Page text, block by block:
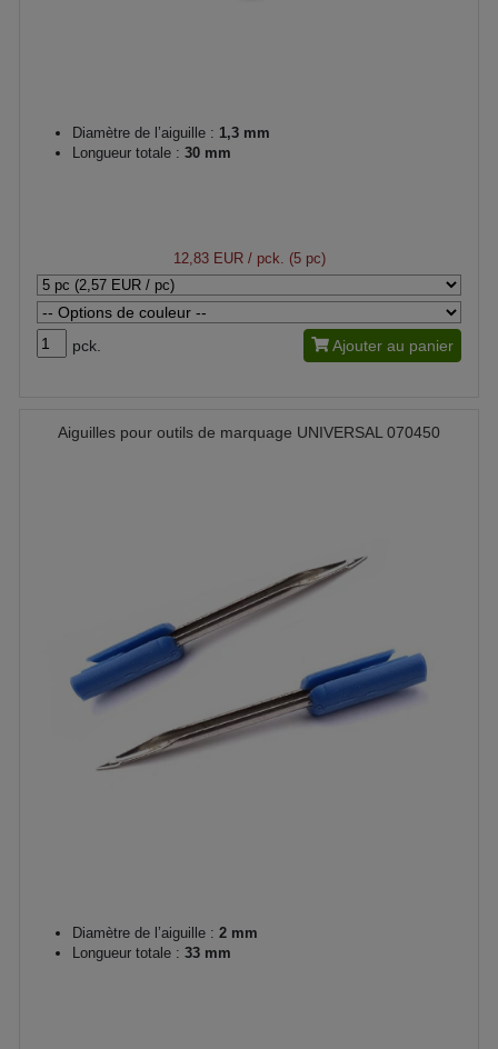
Diamètre de l’aiguille : 1,3 mm
Longueur totale : 30 mm
12,83 EUR/ pck. (5 pc)
pck. Ajouter au panier
Aiguilles pour outils de marquage UNIVERSAL 070450
Diamètre de l’aiguille : 2 mm
Longueur totale : 33 mm